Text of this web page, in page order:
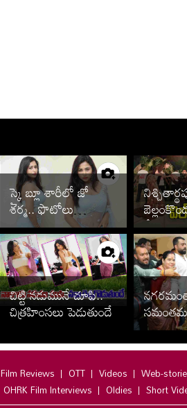
స్కై బ్లూ శారీలో జో
శర్మ.. ఫొటోలు
చూశారా? శ్రీనివాస్,
ఫొటోలు
చిట్టి నడుమునే చూపి..
చిత్రహింసలు పెడుతుందే
Film Reviews OTT Videos Web-
OHRK Film Interviews Oldies Short